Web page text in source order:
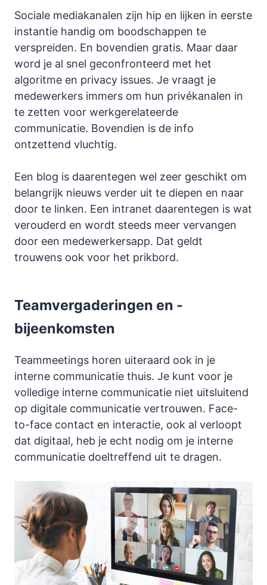
Sociale mediakanalen zijn hip en lijken in eerste
instantie handig om boodschappen te
verspreiden. En bovendien gratis. Maar daar
word je al snel geconfronteerd met het
algoritme en privacy issues. Je vraagt je
medewerkers immers om hun privékanalen in
te zetten voor werkgerelateerde
communicatie. Bovendien is de info
ontzettend vluchtig.
Een blog is daarentegen wel zeer geschikt om
belangrijk nieuws verder uit te diepen en naar
door te linken. Een intranet daarentegen is wat
verouderd en wordt steeds meer vervangen
door een medewerkersapp. Dat geldt
trouwens ook voor het prikbord.
Teamvergaderingen en -
bijeenkomsten
Teammeetings horen uiteraard ook in je
interne communicatie thuis. Je kunt voor je
volledige interne communicatie niet uitsluitend
op digitale communicatie vertrouwen. Face-
to-face contact en interactie, ook al verloopt
dat digitaal, heb je echt nodig om je interne
communicatie doeltreffend uit te dragen.